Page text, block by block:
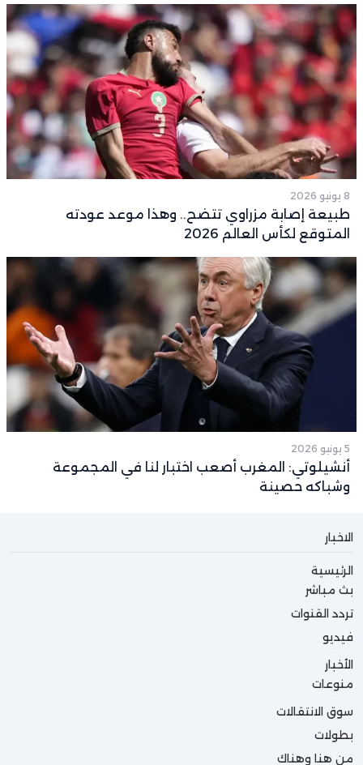
8 يونيو 2026
طبيعة إصابة مزراوي تتضح.. وهذا موعد عودته
المتوقع لكأس العالم 2026
5 يونيو 2026
أنشيلوتي: المغرب أصعب اختبار لنا في المجموعة
وشباكه حصينة
الاخبار
الرئيسية
بث مباشر
تردد القنوات
فيديو
الأخبار
منوعات
سوق الانتقالات
بطولات
من هنا وهناك